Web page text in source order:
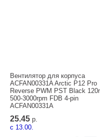
Вентилятор для корпуса
ACFAN00331A Arctic P12 Pro
Reverse PWM PST Black
500-3000rpm FDB 4-pin
ACFAN00331A
25.45 р.
c 13.00.